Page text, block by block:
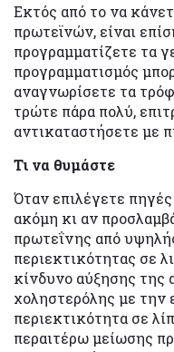
Εκτός από το να
πρωτεϊνών, είναι
προγραμματίζετε τα
προγραμματισμός
αναγνωρίσετε τα
τρώτε πάρα πολύ,
αντικαταστήσετε με
Τι να θυμάστε
Όταν επιλέγετε
ακόμη κι αν
πρωτεΐνης από
περιεκτικότητας σε
κίνδυνο αύξησης της
χοληστερόλης με
περιεκτικότητα σε
περαιτέρω μείωσης